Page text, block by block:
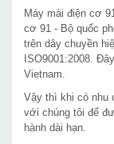
Máy mài điện cơ
cơ 91 - Bộ quốc
trên dây chuyền
ISO9001:2008.
Vietnam.
Vậy thì khi có nhu
với chúng tôi để
hành dài hạn.